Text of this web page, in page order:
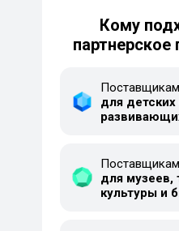
Кому
для
для музеев,
культуры и